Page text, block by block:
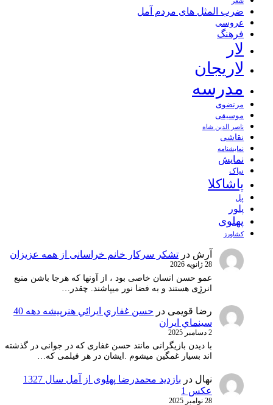
ضرب المثل های مردم آمل
عروسی
فرهنگ
لار
لاریجان
مدرسه
مرتضوی
موسیقی
ناصر الدین شاه
نقاشی
نمايشنامه
نمایش
نیاک
پاشاکلا
پل
پلور
پهلوی
کشاورز
آرش در تشکر سرکار خانم خراسانی از همه عزیزان
28 ژانویه 2026
عمو حسن انسان خاصی بود ، از آونها که هرجا باشن منبع
انرژِی هستند و به فضا نور میپاشند. چقدر…
رضا قویمی در
حسن غفاري ايرائي هنرپيشه دهه 40
سينماي ايران
2 دسامبر 2025
با دیدن بازیگرانی مانند حسن غفاری که در جوانی در گذشته
اند بسیار غمگین میشوم .ایشان در هر فیلمی که…
نهال در
بازدید محمدرضا پهلوی از آمل سال 1327
عکس 1
28 نوامبر 2025